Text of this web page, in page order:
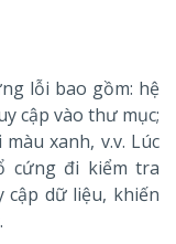
lỗi bao gồm: hệ
cập vào thư mục;
xanh, v.v. Lúc
cứng đi kiểm tra
cập dữ liệu, khiến